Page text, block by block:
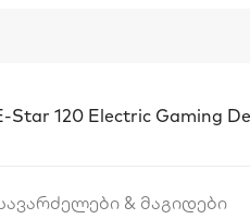
120 Electric Gaming
& მაგიდები